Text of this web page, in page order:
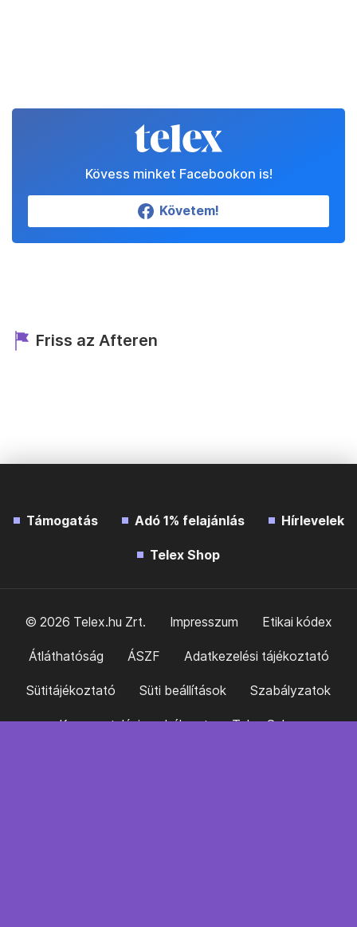
Kövess minket Facebookon is!
Követem!
Friss az Afteren
Támogatás Adó 1% felajánlás Hírlevelek
Telex Shop
© 2026 Telex.hu Zrt. Impresszum Etikai kódex
Átláthatóság ÁSZF Adatkezelési tájékoztató
Sütitájékoztató Süti beállítások Szabályzatok
Kommentelési szabályzat Telex Sales